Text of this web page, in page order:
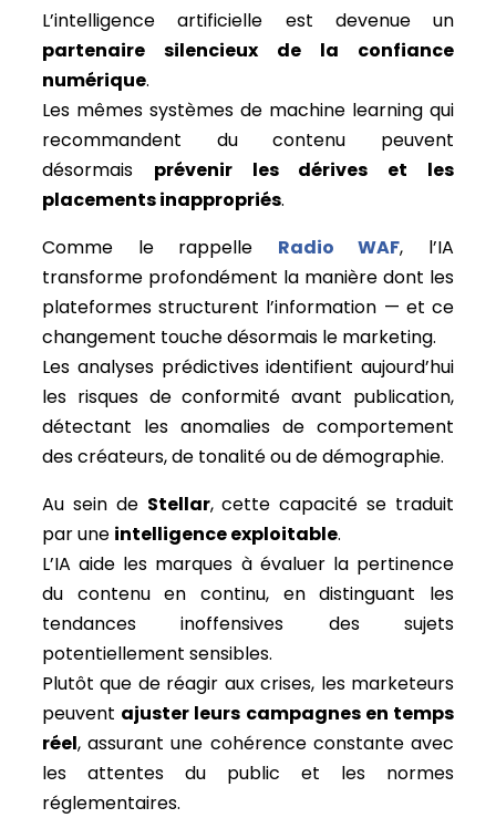
L’intelligence artificielle est devenue un
partenaire silencieux de la confiance
numérique.
Les mêmes systèmes de machine learning qui
recommandent du contenu peuvent
désormais prévenir les dérives et les
placements inappropriés.
Comme le rappelle Radio WAF, l’IA
transforme profondément la manière dont les
plateformes structurent l’information — et ce
changement touche désormais le marketing.
Les analyses prédictives identifient aujourd’hui
les risques de conformité avant publication,
détectant les anomalies de comportement
des créateurs, de tonalité ou de démographie.
Au sein de Stellar, cette capacité se traduit
par une intelligence exploitable.
L’IA aide les marques à évaluer la pertinence
du contenu en continu, en distinguant les
tendances inoffensives des sujets
potentiellement sensibles.
Plutôt que de réagir aux crises, les marketeurs
peuvent ajuster leurs campagnes en temps
réel, assurant une cohérence constante avec
les attentes du public et les normes
réglementaires.